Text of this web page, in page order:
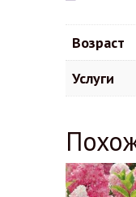
Возраст
Услуги